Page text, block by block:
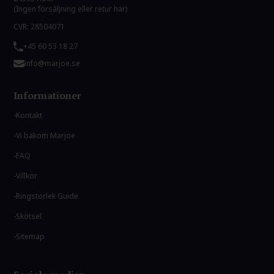
(Ingen försäljning eller retur här)
CVR: 28504071
+45 60 53 18 27
info@marjoe.se
Informationer
Kontakt
Vi bakom Marjoe
FAQ
Villkor
Ringstorlek Guide
Skötsel
Sitemap